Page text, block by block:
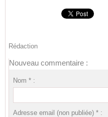
Rédaction
Nouveau commentaire :
Nom * :
Adresse email (non publiée) * :